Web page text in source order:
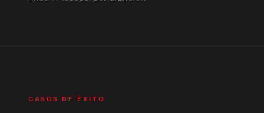
CASOS DE ÉXITO